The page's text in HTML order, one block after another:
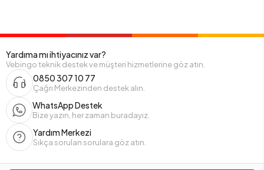
Yardıma mı ihtiyacınız var?
Vebingo teknik destek ve müşteri hizmetlerine göz atın.
0850 307 10 77
Çağrı Merkezinden destek alın.
WhatsApp Destek
Bize yazın, her zaman buradayız.
Yardım Merkezi
Sıkça sorulan sorulara göz atın.